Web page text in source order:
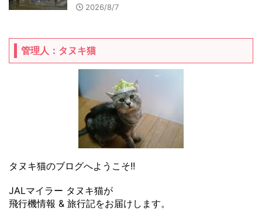
2026/8/7
管理人：タヌキ猫
タヌキ猫のブログへようこそ!!
JALマイラー タヌキ猫が
飛行機情報 & 旅行記をお届けします。